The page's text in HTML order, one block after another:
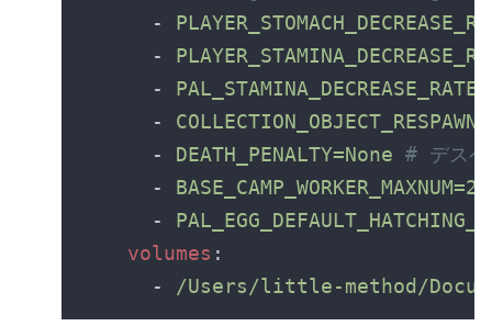
      -
      -
      -
      -
      -
DEATH_PENALTY=None
      -
      -
volumes
      -